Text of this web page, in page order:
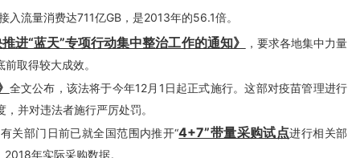
入流量消费达711亿GB，是2013年的56.1倍。
进“蓝天”专项行动集中整治工作的通知》
，要求各地集中力量
取得较大成效。
全文公布，该法将于今年12月1日起正式施行。这部对疫苗管理进行
并对违法者施行严厉处罚。
关部门日前已就全国范围内推开“4+7”带量采购试点进行相关部
年实际采购数据。